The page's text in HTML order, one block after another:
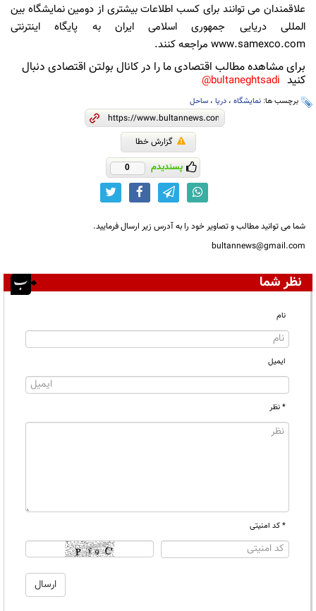
علاقمندان می توانند برای کسب اطلاعات بیشتری از دومین نمایشگاه بین
المللی دریایی جمهوری اسلامی ایران به پایگاه اینترنتی
www.samexco.com مراجعه کنند.
برای مشاهده مطالب اقتصادی ما را در کانال بولتن اقتصادی دنبال
کنید bultaneghtsadi@
برچسب ها: نمایشگاه ، دریا ، ساحل
گزارش خطا
پسندیدم 0
شما می توانید مطالب و تصاویر خود را به آدرس زیر ارسال فرمایید.
bultannews@gmail.com
نظر شما
نام
ایمیل
* نظر
* کد امنیتی